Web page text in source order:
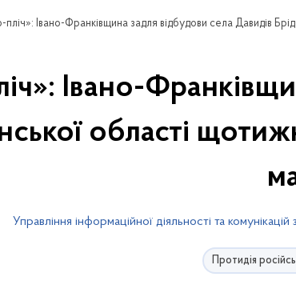
Івано-
області
Управління інформаційної діяльності та
Протидія